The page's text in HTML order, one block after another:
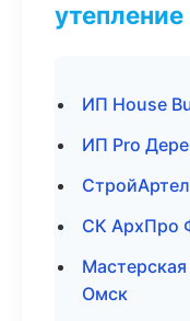
утепление
ИП House
ИП Pro
СК АрхПро
Омск